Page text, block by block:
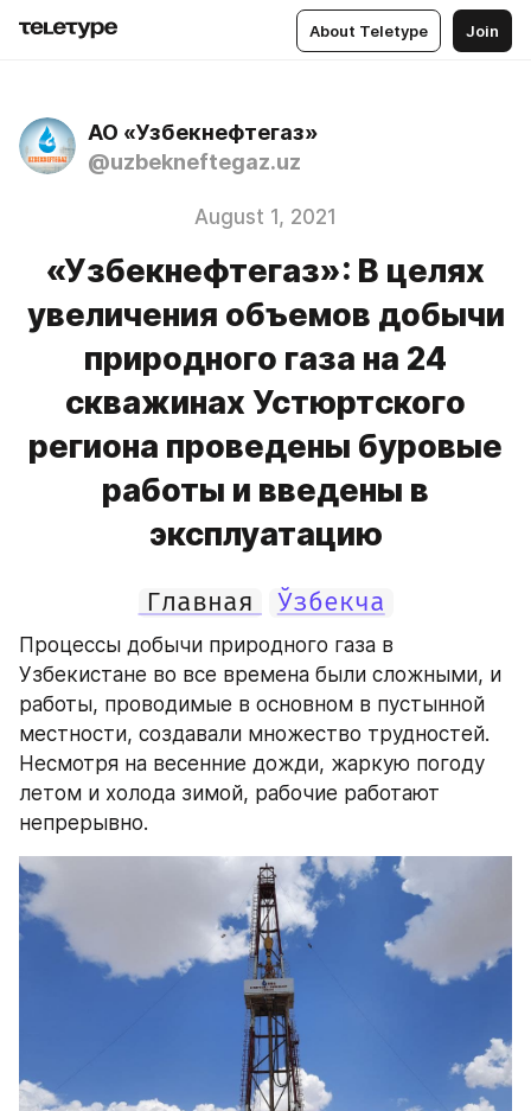
About Teletype Join
АО «Узбекнефтегаз»
@uzbekneftegaz.uz
August 1, 2021
«Узбекнефтегаз»: В целях
увеличения объемов добычи
природного газа на 24
скважинах Устюртского
региона проведены буровые
работы и введены в
эксплуатацию
Главная Ўзбекча
Процессы добычи природного газа в
Узбекистане во все времена были сложными, и
работы, проводимые в основном в пустынной
местности, создавали множество трудностей.
Несмотря на весенние дожди, жаркую погоду
летом и холода зимой, рабочие работают
непрерывно.